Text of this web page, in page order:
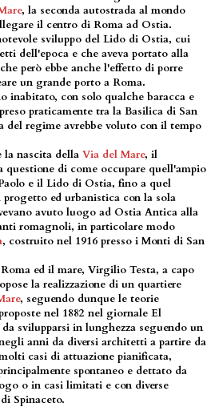
, la seconda autostrada al mondo
il centro di Roma ad Ostia.
sviluppo del Lido di Ostia, cui
dell'epoca e che aveva portato alla
però ebbe anche l'effetto di porre
un grande porto a Roma.
inabitato, con solo qualche baracca e
praticamente tra la Basilica di San
del regime avrebbe voluto con il tempo
la nascita della Via del Mare, il
di come occupare quell'ampio
e il Lido di Ostia, fino a quel
ed urbanistica con la sola
avuto luogo ad Ostia Antica alla
romagnoli, in particolare modo
, costruito nel 1916 presso i Monti di San
ed il mare, Virgilio Testa, a capo
la realizzazione di un quartiere
, seguendo dunque le teorie
nel 1882 nel giornale El
svilupparsi in lunghezza seguendo un
anni da diversi architetti a partire da
casi di attuazione pianificata,
spontaneo e dettato da
o in casi limitati e con diverse
Spinaceto.